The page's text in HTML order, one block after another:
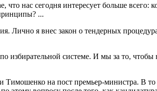
нас сегодня интересует больше всего:
...
Лично я внес закон о тендерных
избирательной системе. И мы за то,
Тимошенко на пост премьер-министра. В